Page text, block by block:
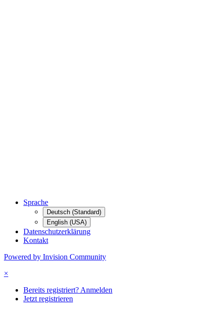
Sprache
Deutsch (Standard)
English (USA)
Datenschutzerklärung
Kontakt
Powered by Invision Community
×
Bereits registriert? Anmelden
Jetzt registrieren